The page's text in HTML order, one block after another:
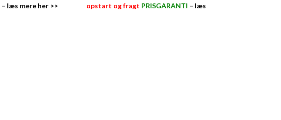
– læs mere her >>
opstart og fragt PRISGARANTI – læs